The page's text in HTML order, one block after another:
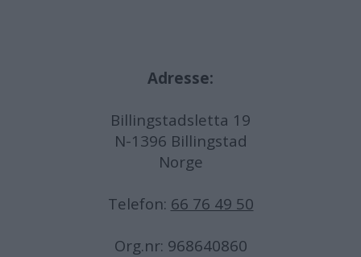
Adresse:
Billingstadsletta 19
N-1396 Billingstad
Norge
Telefon: 66 76 49 50
Org.nr: 968640860